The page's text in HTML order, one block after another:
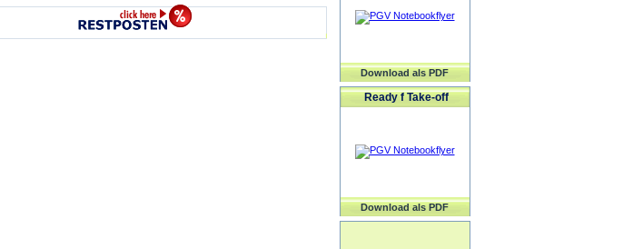
Download als PDF
Ready f Take-off
Download als PDF